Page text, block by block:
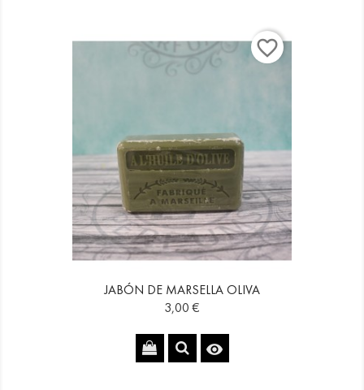
favorite_border
JABÓN DE MARSELLA OLIVA
Precio
3,00 €
